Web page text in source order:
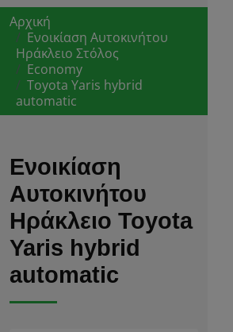
Αρχική
Ενοικίαση Αυτοκινήτου
Ηράκλειο Στόλος
Economy
Toyota Yaris hybrid
automatic
Ενοικίαση
Αυτοκινήτου
Ηράκλειο Toyota
Yaris hybrid
automatic